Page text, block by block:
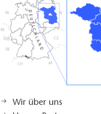
Wir über uns